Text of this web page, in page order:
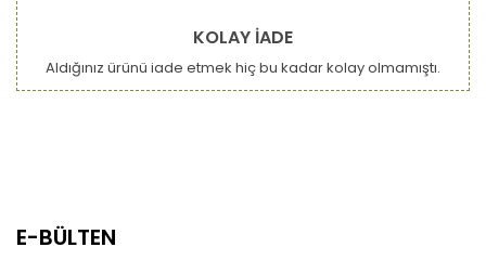
KOLAY İADE
Aldığınız ürünü iade etmek hiç bu kadar kolay olmamıştı.
E-BÜLTEN